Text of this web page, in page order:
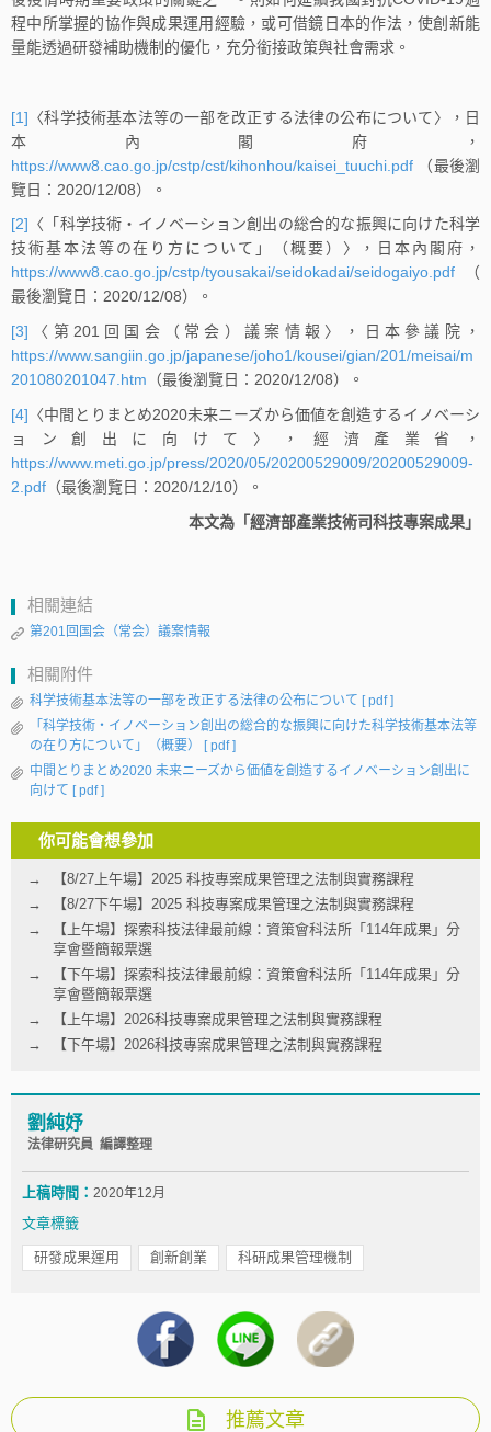
程中所掌握的協作與成果運用經驗，或可借鏡日本的作法，使創新能
量能透過研發補助機制的優化，充分銜接政策與社會需求。
[1] 〈科学技術基本法等の一部を改正する法律の公布について〉，日
本內閣府，
https://www8.cao.go.jp/cstp/cst/kihonhou/kaisei_tuuchi.pdf （最後瀏
覽日：2020/12/08）。
[2] 〈「科学技術・イノベーション創出の総合的な振興に向けた科学
技術基本法等の在り方について」（概要）〉，日本內閣府，
https://www8.cao.go.jp/cstp/tyousakai/seidokadai/seidogaiyo.pdf （
最後瀏覽日：2020/12/08）。
[3] 〈第201回国会（常会）議案情報〉，日本參議院，
https://www.sangiin.go.jp/japanese/joho1/kousei/gian/201/meisai/m
201080201047.htm （最後瀏覽日：2020/12/08）。
[4] 〈中間とりまとめ2020未来ニーズから価値を創造するイノベーシ
ョン創出に向けて〉，經濟產業省，
https://www.meti.go.jp/press/2020/05/20200529009/20200529009-
2.pdf （最後瀏覽日：2020/12/10）。
本文為「經濟部產業技術司科技專案成果」
相關連結
第201回国会（常会）議案情報
相關附件
科学技術基本法等の一部を改正する法律の公布について [ pdf ]
「科学技術・イノベーション創出の総合的な振興に向けた科学技術基本法等
の在り方について」（概要） [ pdf ]
中間とりまとめ2020 未来ニーズから価値を創造するイノベーション創出に
向けて [ pdf ]
你可能會想參加
【8/27上午場】2025 科技專案成果管理之法制與實務課程
【8/27下午場】2025 科技專案成果管理之法制與實務課程
【上午場】探索科技法律最前線：資策會科法所「114年成果」分
享會暨簡報票選
【下午場】探索科技法律最前線：資策會科法所「114年成果」分
享會暨簡報票選
【上午場】2026科技專案成果管理之法制與實務課程
【下午場】2026科技專案成果管理之法制與實務課程
劉純妤
法律研究員 編譯整理
上稿時間： 2020年12月
文章標籤
研發成果運用 創新創業 科研成果管理機制
推薦文章